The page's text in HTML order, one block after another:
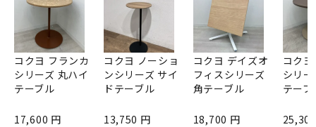
コクヨ フランカ
シリーズ 丸ハイ
テーブル
17,600 円
コクヨ ノーショ
ンシリーズ サイ
ドテーブル
13,750 円
コクヨ デイズオ
フィスシリーズ
角テーブル
18,700 円
コク
シリ
テーブ